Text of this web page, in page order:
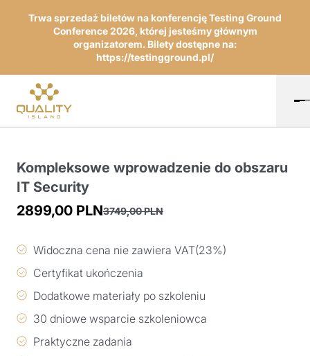
Trwa sprzedaż biletów na konferencję Testing Ground
Conference 2026, której jesteśmy głównym
organizatorem. Bilety dostępne na:
https://testingground.pl/
Kompleksowe wprowadzenie do obszaru
IT Security
3749,00PLN
cena
3749,00 PLN.
2899,00 PLN
cena
2899,00 PLN.
Widoczna cena nie zawiera VAT(23%)
Certyfikat ukończenia
Dodatkowe materiały po szkoleniu
30 dniowe wsparcie szkoleniowca
Praktyczne zadania